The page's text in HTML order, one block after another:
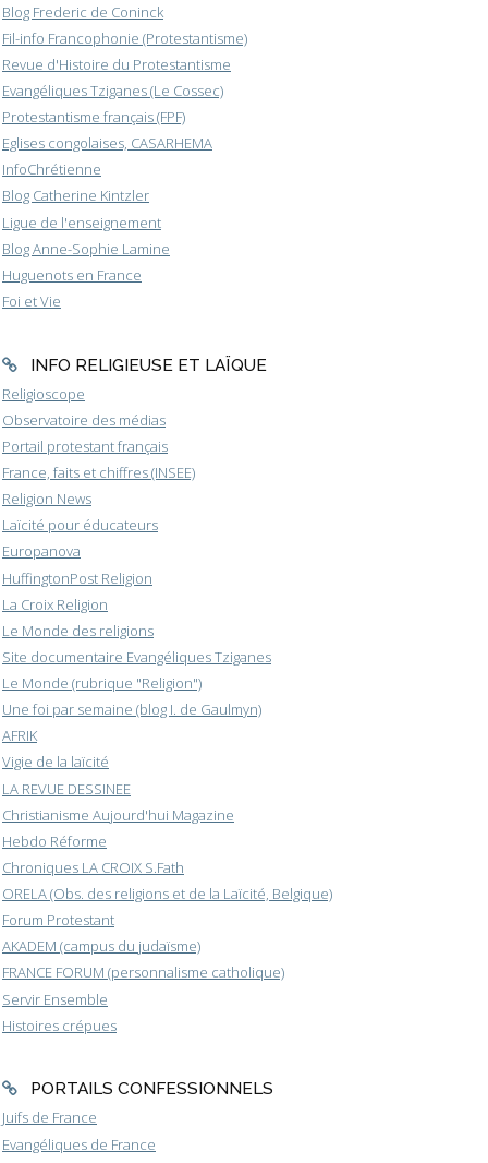
Blog Frederic de Coninck
Fil-info Francophonie (Protestantisme)
Revue d'Histoire du Protestantisme
Evangéliques Tziganes (Le Cossec)
Protestantisme français (FPF)
Eglises congolaises, CASARHEMA
InfoChrétienne
Blog Catherine Kintzler
Ligue de l'enseignement
Blog Anne-Sophie Lamine
Huguenots en France
Foi et Vie
INFO RELIGIEUSE ET LAÏQUE
Religioscope
Observatoire des médias
Portail protestant français
France, faits et chiffres (INSEE)
Religion News
Laïcité pour éducateurs
Europanova
HuffingtonPost Religion
La Croix Religion
Le Monde des religions
Site documentaire Evangéliques Tziganes
Le Monde (rubrique "Religion")
Une foi par semaine (blog I. de Gaulmyn)
AFRIK
Vigie de la laïcité
LA REVUE DESSINEE
Christianisme Aujourd'hui Magazine
Hebdo Réforme
Chroniques LA CROIX S.Fath
ORELA (Obs. des religions et de la Laïcité, Belgique)
Forum Protestant
AKADEM (campus du judaïsme)
FRANCE FORUM (personnalisme catholique)
Servir Ensemble
Histoires crépues
PORTAILS CONFESSIONNELS
Juifs de France
Evangéliques de France